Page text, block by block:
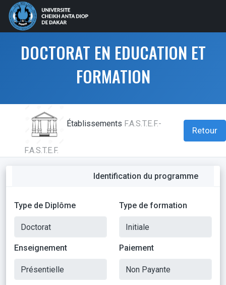
DOCTORAT EN EDUCATION ET
FORMATION
Établissements F.A.S.T.E.F.-
F.A.S.T.E.F.
Retour
Identification du programme
Type de Diplôme Type de formation
Enseignement Paiement